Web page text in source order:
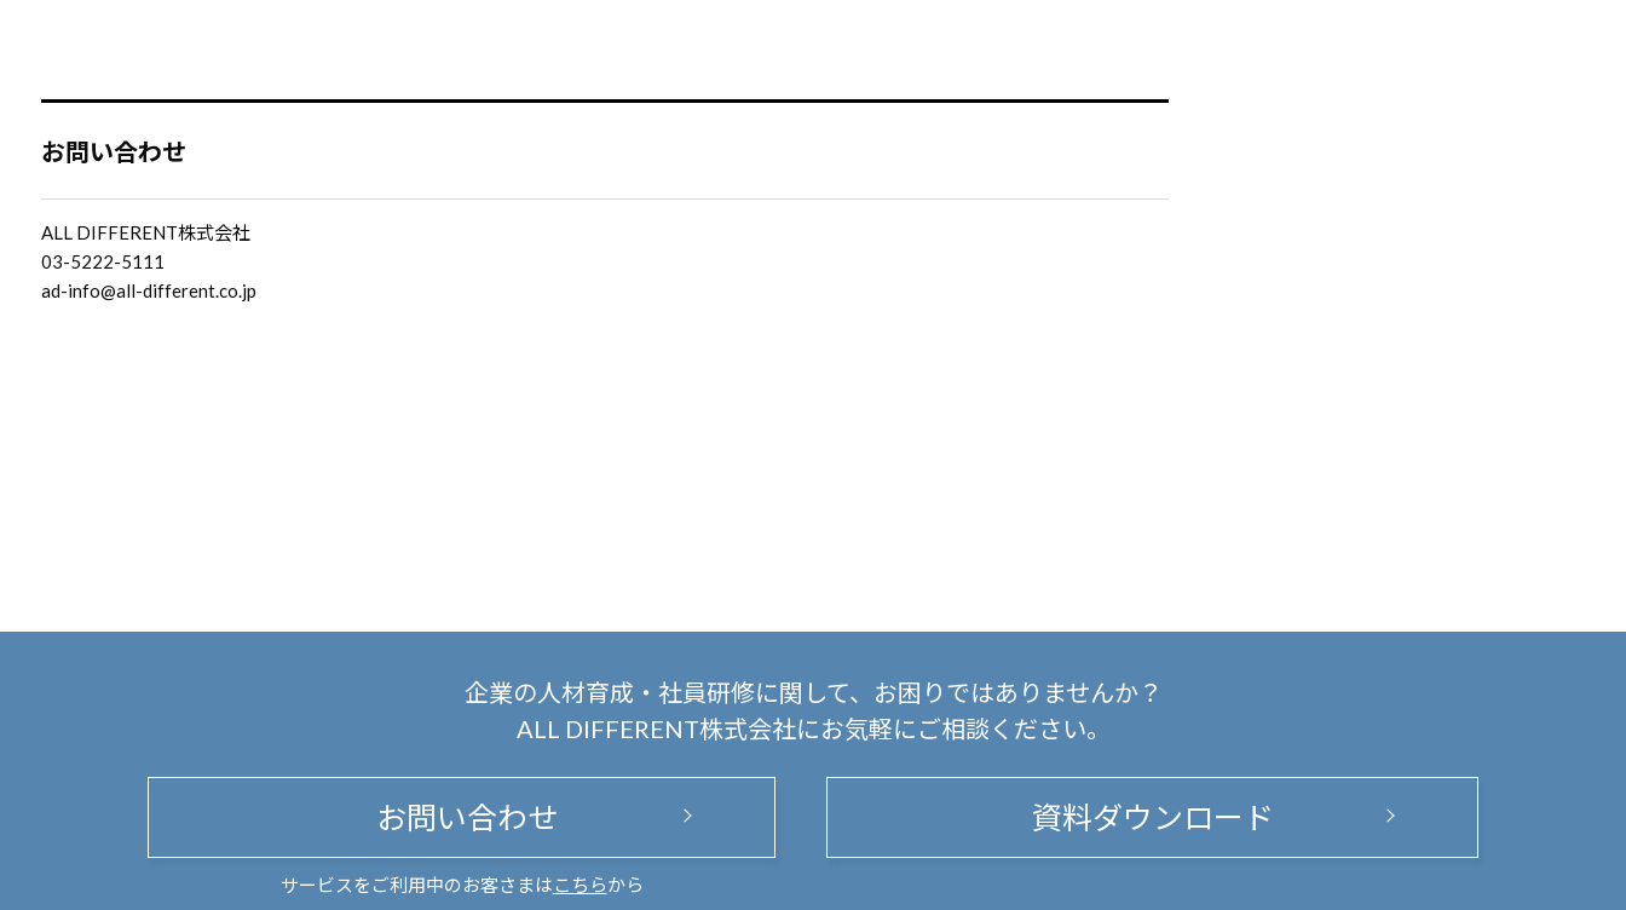
お問い合わせ
ALL DIFFERENT株式会社
03-5222-5111
ad-info@all-different.co.jp
企業の人材育成・社員研修に関して、
お困りではありませんか？
ALL DIFFERENT株式会社にお気軽にご相談ください。
お問い合わせ
サービスをご利用中のお客さまは こちらから
資料ダウンロード